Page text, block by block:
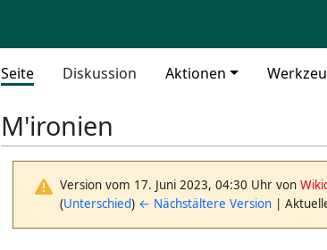
Seite Diskussion Aktionen
M'ironien
Version vom 17. Juni 2023, 04:30 Uhr von
(Unterschied) ← Nächstältere Version |